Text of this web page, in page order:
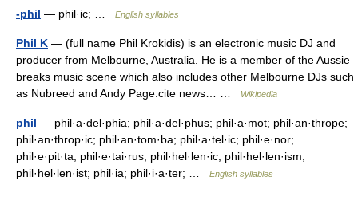
-phil — phil·ic; … English syllables
Phil K — (full name Phil Krokidis) is an electronic music DJ and
producer from Melbourne, Australia. He is a member of the Aussie
breaks music scene which also includes other Melbourne DJs such
as Nubreed and Andy Page.cite news… …
Wikipedia
phil — phil·a·del·phia; phil·a·del·phus; phil·a·mot; phil·an·thrope;
phil·an·throp·ic; phil·an·tom·ba; phil·a·tel·ic; phil·e·nor;
phil·e·pit·ta; phil·e·tai·rus; phil·hel·len·ic; phil·hel·len·ism;
phil·hel·len·ist; phil·ia; phil·i·a·ter; …
English syllables